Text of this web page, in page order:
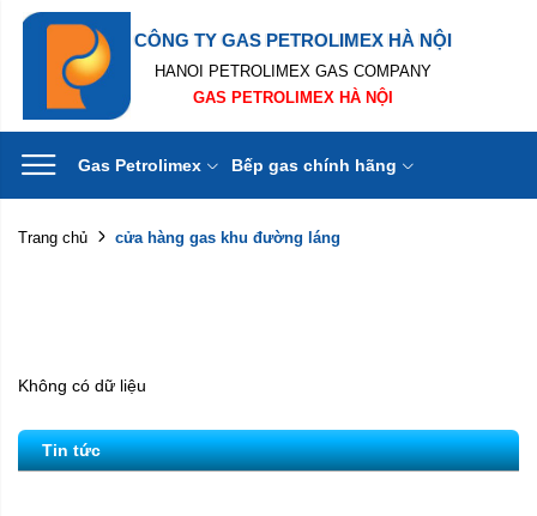
CÔNG TY GAS PETROLIMEX HÀ NỘI
HANOI PETROLIMEX GAS COMPANY
GAS PETROLIMEX HÀ NỘI
Gas Petrolimex Bếp gas chính hãng
Trang chủ cửa hàng gas khu đường láng
Không có dữ liệu
Tin tức